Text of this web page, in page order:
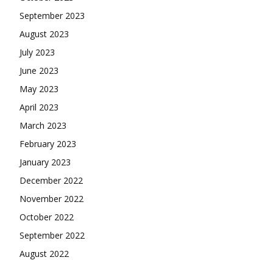
September 2023
August 2023
July 2023
June 2023
May 2023
April 2023
March 2023
February 2023
January 2023
December 2022
November 2022
October 2022
September 2022
August 2022